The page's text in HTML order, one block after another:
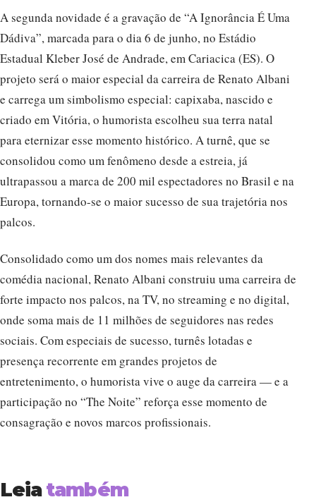
A segunda novidade é a gravação de “A Ignorância É Uma
Dádiva”, marcada para o dia 6 de junho, no Estádio
Estadual Kleber José de Andrade, em Cariacica (ES). O
projeto será o maior especial da carreira de Renato Albani
e carrega um simbolismo especial: capixaba, nascido e
criado em Vitória, o humorista escolheu sua terra natal
para eternizar esse momento histórico. A turnê, que se
consolidou como um fenômeno desde a estreia, já
ultrapassou a marca de 200 mil espectadores no Brasil e na
Europa, tornando-se o maior sucesso de sua trajetória nos
palcos.
Consolidado como um dos nomes mais relevantes da
comédia nacional, Renato Albani construiu uma carreira de
forte impacto nos palcos, na TV, no streaming e no digital,
onde soma mais de 11 milhões de seguidores nas redes
sociais. Com especiais de sucesso, turnês lotadas e
presença recorrente em grandes projetos de
entretenimento, o humorista vive o auge da carreira — e a
participação no “The Noite” reforça esse momento de
consagração e novos marcos profissionais.
Leiatambém